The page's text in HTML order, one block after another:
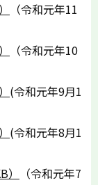
（令和元年11
（令和元年10
(令和元年9月1
(令和元年8月1
（令和元年7